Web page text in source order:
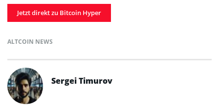
Jetzt direkt zu Bitcoin Hyper
ALTCOIN NEWS
Sergei Timurov